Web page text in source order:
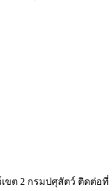
ขต 2 กรมปศุสัตว์ ติดต่อที่